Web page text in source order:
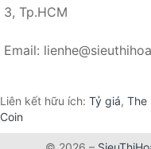
3, Tp.HCM
Email:
Liên kết hữu ích: Tỷ giá, The
Coin